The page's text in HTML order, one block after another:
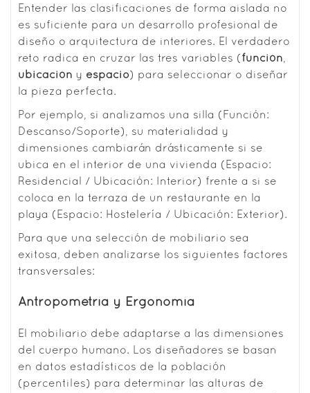
Entender las clasificaciones de forma aislada no
es suficiente para un desarrollo profesional de
diseño o arquitectura de interiores. El verdadero
reto radica en cruzar las tres variables ( función,
ubicación y espacio ) para seleccionar o diseñar
la pieza perfecta.
Por ejemplo, si analizamos una silla (Función:
Descanso/Soporte), su materialidad y
dimensiones cambiarán drásticamente si se
ubica en el interior de una vivienda (Espacio:
Residencial / Ubicación: Interior) frente a si se
coloca en la terraza de un restaurante en la
playa (Espacio: Hostelería / Ubicación: Exterior).
Para que una selección de mobiliario sea
exitosa, deben analizarse los siguientes factores
transversales:
Antropometría y Ergonomía
El mobiliario debe adaptarse a las dimensiones
del cuerpo humano. Los diseñadores se basan
en datos estadísticos de la población
(percentiles) para determinar las alturas de